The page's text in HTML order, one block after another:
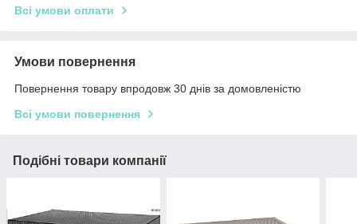
Всі умови оплати
Умови повернення
Повернення товару впродовж 30 днів за домовленістю
Всі умови повернення
Подібні товари компанії